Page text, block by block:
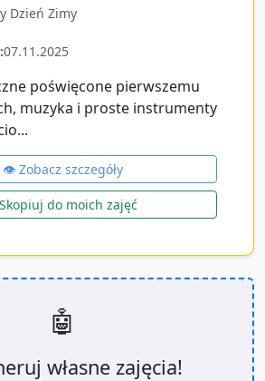
Dzień Zimy
07.11.2025
poświęcone pierwszemu
muzyka i proste instrumenty
👁️ Zobacz szczegóły
Skopiuj do moich zajęć
🤖
własne zajęcia!